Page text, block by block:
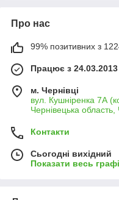
Про нас
99% позитивних з 1224
Працює з 24.03.2013
м. Чернівці
вул. Кушніренка 7А
Чернівецька область,
Контакти
Сьогодні вихідний
Показати весь